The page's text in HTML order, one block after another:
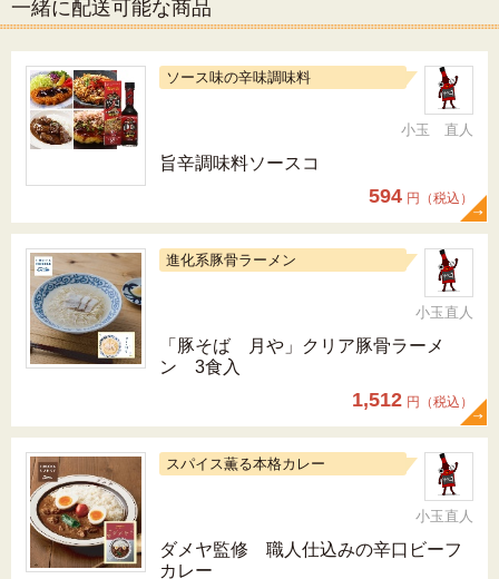
一緒に配送可能な商品
ソース味の辛味調味料
小玉 直人
旨辛調味料ソースコ
594 円（税込）
進化系豚骨ラーメン
小玉直人
「豚そば 月や」クリア豚骨ラーメ
ン 3食入
1,512 円（税込）
スパイス薫る本格カレー
小玉直人
ダメヤ監修 職人仕込みの辛口ビーフ
カレー